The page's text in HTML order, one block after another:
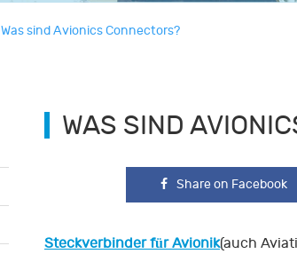
Was sind Avionics Connectors?
WAS SIND
Share on Facebook
Steckverbinder für Avionik(auch